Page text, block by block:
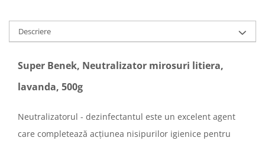
Descriere
Super Benek, Neutralizator mirosuri litiera,
lavanda, 500g
Neutralizatorul - dezinfectantul este un excelent agent
care completează acțiunea nisipurilor igienice pentru